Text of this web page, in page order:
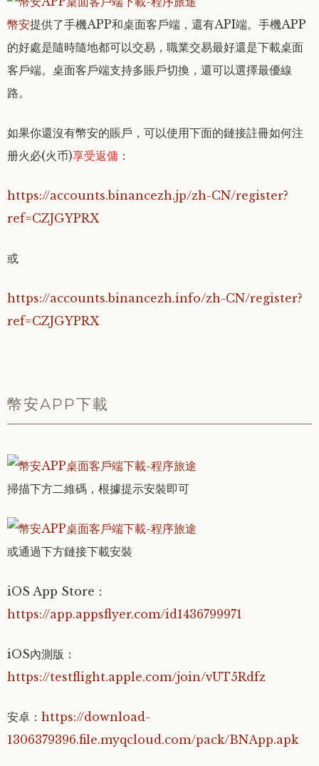
幣安提供了手機APP和桌面客戶端，還有API端。手機APP
的好處是隨時隨地都可以交易，職業交易最好還是下載桌面
客戶端。桌面客戶端支持多賬戶切換，還可以選擇最優線
路。
如果你還沒有幣安的賬戶，可以使用下面的鏈接註冊如何注
册火必(火币)享受返傭 ：
https://accounts.binancezh.jp/zh-CN/register?
ref=CZJGYPRX
或
https://accounts.binancezh.info/zh-CN/register?
ref=CZJGYPRX
幣安APP下載
掃描下方二維碼，根據提示安裝即可
或通過下方鏈接下載安裝
iOS App Store：
https://app.appsflyer.com/id1436799971
iOS內測版：
https://testflight.apple.com/join/vUT5Rdfz
安卓： https://download-
1306379396.file.myqcloud.com/pack/BNApp.apk